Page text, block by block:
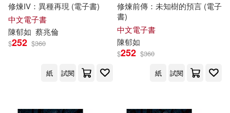
修煉IV：異種再現 (電子書)
中文電子書
陳郁如 蔡兆倫
$252 $360
紙 試閱
修煉前傳：未知樹的預言 (電子
書)
中文電子書
陳郁如
$252 $360
紙
試閱